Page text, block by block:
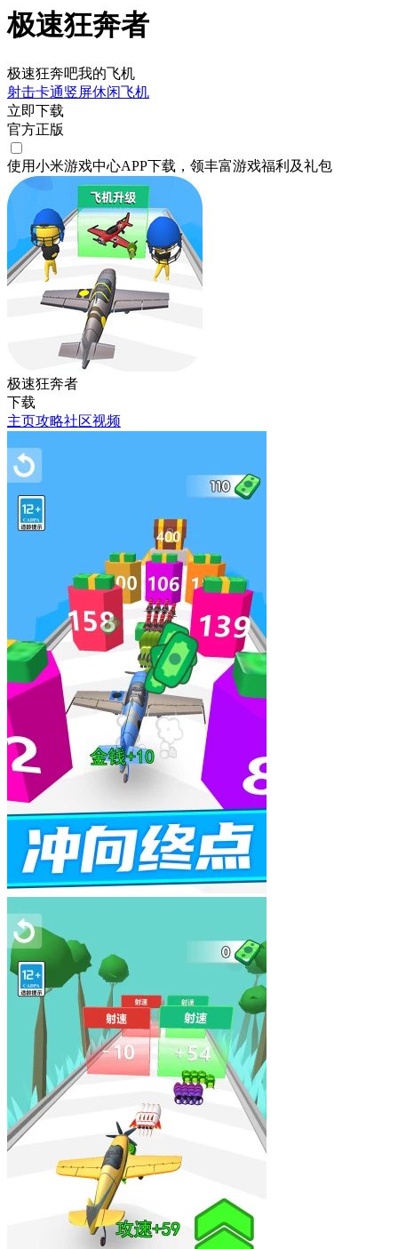
极速狂奔者
极速狂奔吧我的飞机
射击卡通竖屏休闲飞机
立即下载
官方正版
使用小米游戏中心APP下载 ，领丰富游戏福利 及礼包
极速狂奔者
下载
主页攻略社区视频